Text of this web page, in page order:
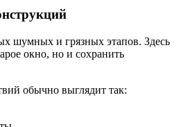
шумных и грязных этапов. Здесь
окно, но и сохранить
обычно выглядит так: